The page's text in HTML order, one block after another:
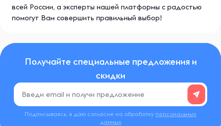
всей России, а эксперты нашей платформы с радостью
помогут Вам совершить правильный выбор!
Получайте специальные предложения и
скидки
Подписываясь, я даю согласие на обработку персональных
данных